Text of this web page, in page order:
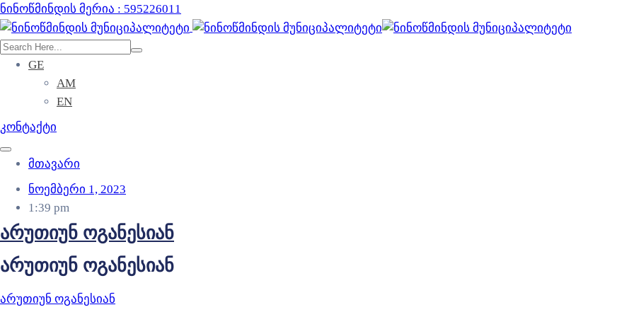
ნინოწმინდის მერია : 595226011
GE
AM
EN
კონტაქტი
მთავარი
ნოემბერი 1, 2023
1:39 pm
არუთიუნ ოგანესიან
არუთიუნ ოგანესიან
არუთიუნ ოგანესიან
ვებ გვერდი მუშაობს სატესტო რეჟიმში კარგი!